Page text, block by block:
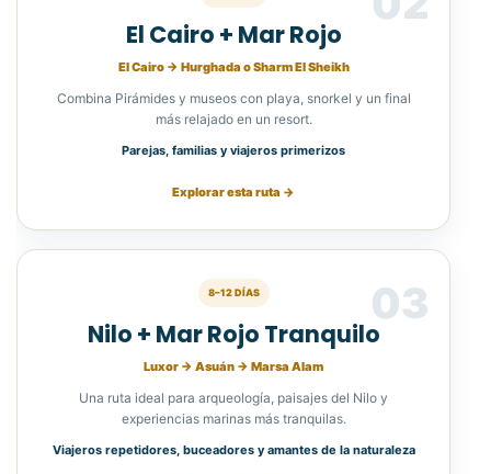
El Cairo + Mar Rojo
El Cairo → Hurghada o Sharm El Sheikh
Combina Pirámides y museos con playa, snorkel y un final
más relajado en un resort.
Parejas, familias y viajeros primerizos
Explorar esta ruta →
03
8–12 DÍAS
Nilo + Mar Rojo Tranquilo
Luxor → Asuán → Marsa Alam
Una ruta ideal para arqueología, paisajes del Nilo y
experiencias marinas más tranquilas.
Viajeros repetidores, buceadores y amantes de la naturaleza